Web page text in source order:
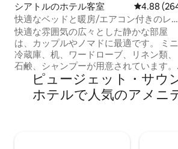
シアトルのホテル客室 レビュー
4.88
快適なベッドと暖房/エアコン付きのレン
ガロフト
快適な雰囲気の広々とした静かな部屋
は、カップルやノマドに最適です。 ミニ
冷蔵庫、机、ワードローブ、リネン類、
石鹸、シャンプーが用意されています。
冒険の一日の終わりに快適なベッドをお
楽しみください。124番バスのすぐそば
で、ダウンタウンやスタジアムまで数分
ピュージェット・サウ
ホ⁠テ⁠ル⁠で人⁠気⁠のア⁠メ⁠ニ⁠